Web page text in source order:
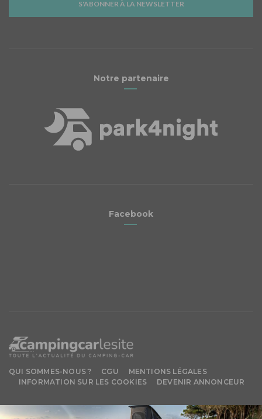
S'ABONNER À LA NEWSLETTER
Notre partenaire
Facebook
QUI SOMMES-NOUS ? CGU
MENTIONS LÉGALES
INFORMATION SUR LES COOKIES
DEVENIR ANNONCEUR